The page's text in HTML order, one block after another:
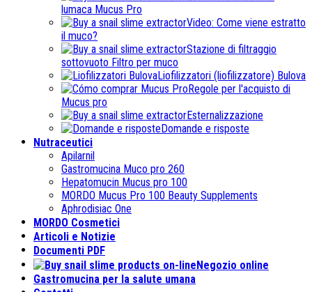
lumaca Mucus Pro
Video: Come viene estratto
il muco?
Stazione di filtraggio
sottovuoto Filtro per muco
Liofilizzatori (liofilizzatore) Bulova
Regole per l'acquisto di
Mucus pro
Esternalizzazione
Domande e risposte
Nutraceutici
Apilarnil
Gastromucina Muco pro 260
Hepatomucin Mucus pro 100
MORDO Mucus Pro 100 Beauty Supplements
Aphrodisiac One
MORDO Cosmetici
Articoli e Notizie
Documenti PDF
Negozio online
Gastromucina per la salute umana